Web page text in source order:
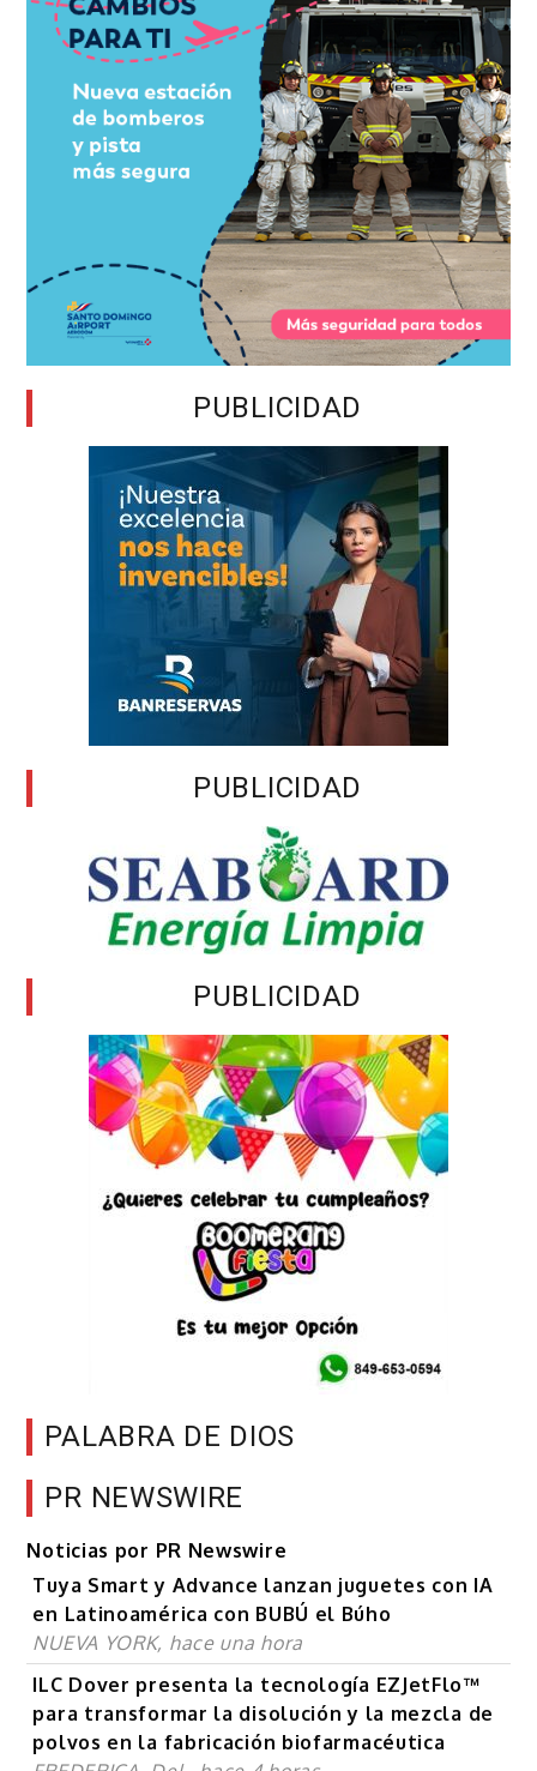
PUBLICIDAD
PUBLICIDAD
PUBLICIDAD
PALABRA DE DIOS
PR NEWSWIRE
Noticias por PR Newswire
Tuya Smart y Advance lanzan juguetes con IA
en Latinoamérica con BUBÚ el Búho
NUEVA YORK, hace una hora
ILC Dover presenta la tecnología EZJetFlo™
para transformar la disolución y la mezcla de
polvos en la fabricación biofarmacéutica